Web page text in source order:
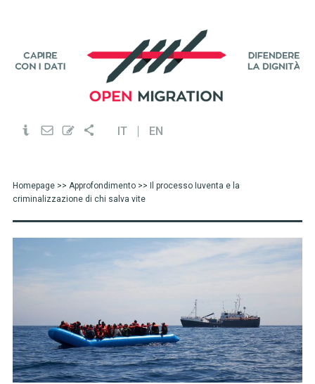
IT EN
Homepage>> Approfondimento>> Il processo Iuventa e la
criminalizzazione di chi salva vite